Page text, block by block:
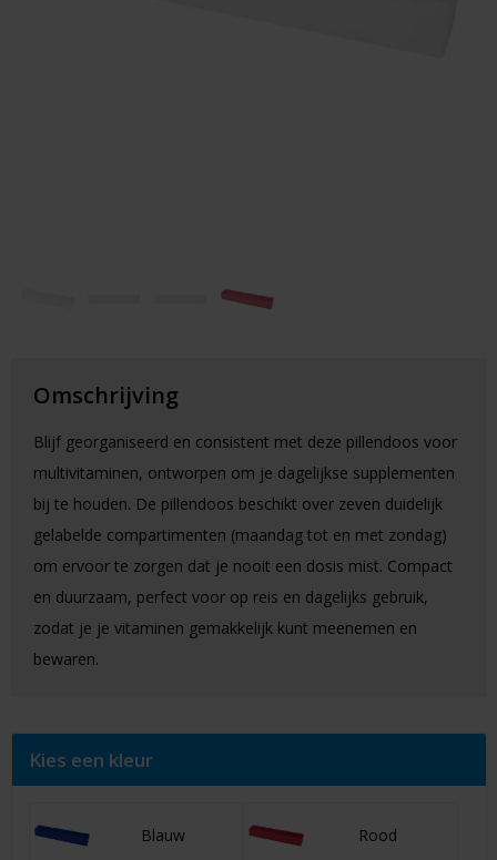
Omschrijving
Blijf georganiseerd en consistent met deze pillendoos voor
multivitaminen, ontworpen om je dagelijkse supplementen
bij te houden. De pillendoos beschikt over zeven duidelijk
gelabelde compartimenten (maandag tot en met zondag)
om ervoor te zorgen dat je nooit een dosis mist. Compact
en duurzaam, perfect voor op reis en dagelijks gebruik,
zodat je je vitaminen gemakkelijk kunt meenemen en
bewaren.
Kies een kleur
Blauw Rood